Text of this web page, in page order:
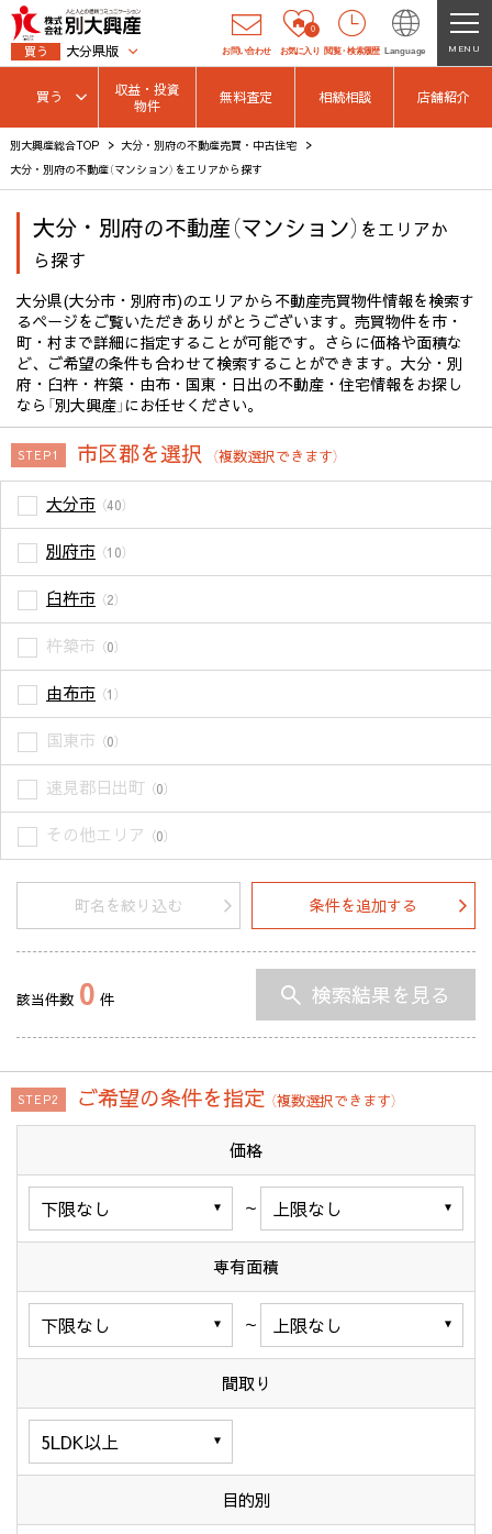
買う 大分県版 お問い合わせ
0
お気に入り 閲覧・ 検索履歴 Language MENU
買う
収益・投資
物件
無料査定 相続相談 店舗紹介
別大興産総合TOP
大分・別府の不動産売買・中古住宅
大分・別府の不動産（マンション）をエリアから探す
大分・別府の不動産（マンション） をエリアか
ら探す
大分県(大分市・別府市)のエリアから不動産売買物件情報を検索す
るページをご覧いただきありがとうございます。売買物件を市・
町・村まで詳細に指定することが可能です。さらに価格や面積な
ど、ご希望の条件も合わせて検索することができます。大分・別
府・臼杵・杵築・由布・国東・日出の不動産・住宅情報をお探し
なら「別大興産」にお任せください。
STEP1 市区郡を選択 （複数選択できます）
大分市 （40）
別府市 （10）
臼杵市 （2）
杵築市 （0）
由布市 （1）
国東市 （0）
速見郡日出町 （0）
その他エリア （0）
町名を絞り込む 条件を追加する
該当件数 0 件 検索結果を見る
STEP2 ご希望の条件を指定 （複数選択できます）
価格
～
専有面積
～
間取り
目的別